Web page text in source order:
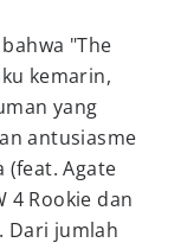
"The
kemarin,
yang
antusiasme
(feat. Agate
4 Rookie dan
Dari jumlah